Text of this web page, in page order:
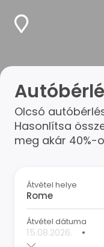
Olcsó
Hasonlítsa
meg akár 40%-
Átvétel helye
Átvétel dátuma
•